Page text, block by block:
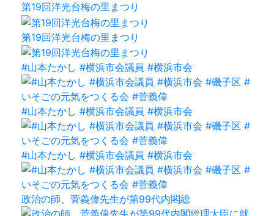
第19回洋光台梅の里まつり
第19回洋光台梅の里まつり
#山本たかし #横浜市会議員 #横浜市会
#山本たかし #横浜市会議員 #横浜市会
#山本たかし #横浜市会議員 #横浜市会
政治の師、菅義偉先生が第99代内閣総